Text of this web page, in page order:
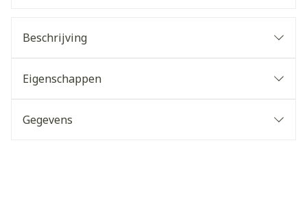
Beschrijving
Eigenschappen
Gegevens